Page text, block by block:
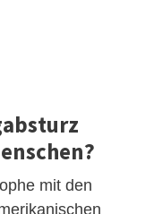
mit den